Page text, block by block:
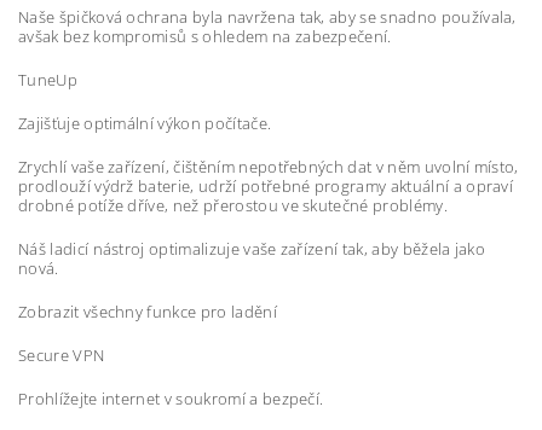
Naše špičková ochrana byla navržena tak, aby se snadno používala,
avšak bez kompromisů s ohledem na zabezpečení.
TuneUp
Zajišťuje optimální výkon počítače.
Zrychlí vaše zařízení, čištěním nepotřebných dat v něm uvolní místo,
prodlouží výdrž baterie, udrží potřebné programy aktuální a opraví
drobné potíže dříve, než přerostou ve skutečné problémy.
Náš ladicí nástroj optimalizuje vaše zařízení tak, aby běžela jako
nová.
Zobrazit všechny funkce pro ladění
Secure VPN
Prohlížejte internet v soukromí a bezpečí.